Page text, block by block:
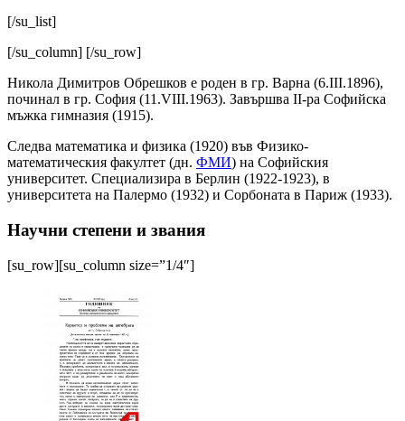
[/su_list]
[/su_column] [/su_row]
Никола Димитров Обрешков е роден в гр. Варна (6.ІІІ.1896),
починал в гр. София (11.VІІІ.1963). Завършва II-ра Софийска
мъжка гимназия (1915).
Следва математика и физика (1920) във Физико-
математическия факултет (дн. ФМИ) на Софийския
университет. Специализира в Берлин (1922-1923), в
университета на Палермо (1932) и Сорбоната в Париж (1933).
Научни степени и звания
[su_row][su_column size=”1/4″]